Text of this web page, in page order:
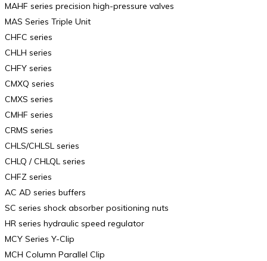
MAHF series precision high-pressure valves
MAS Series Triple Unit
CHFC series
CHLH series
CHFY series
CMXQ series
CMXS series
CMHF series
CRMS series
CHLS/CHLSL series
CHLQ / CHLQL series
CHFZ series
AC AD series buffers
SC series shock absorber positioning nuts
HR series hydraulic speed regulator
MCY Series Y-Clip
MCH Column Parallel Clip